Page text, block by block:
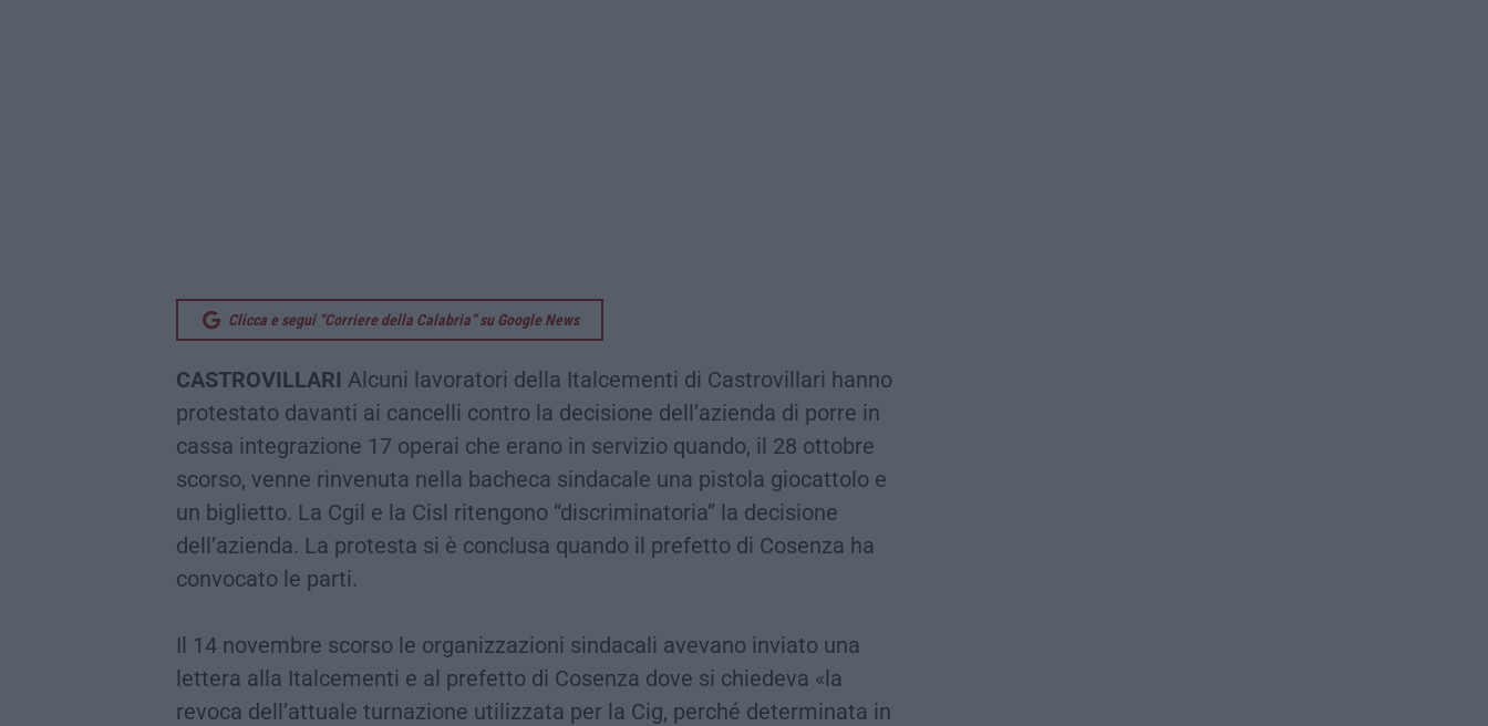
Clicca e segui “Corriere della Calabria” su Google News
CASTROVILLARI Alcuni lavoratori della Italcementi di Castrovillari hanno
protestato davanti ai cancelli contro la decisione dell’azienda di porre in
cassa integrazione 17 operai che erano in servizio quando, il 28 ottobre
scorso, venne rinvenuta nella bacheca sindacale una pistola giocattolo e
un biglietto. La Cgil e la Cisl ritengono “discriminatoria” la decisione
dell’azienda. La protesta si è conclusa quando il prefetto di Cosenza ha
convocato le parti.
Il 14 novembre scorso le organizzazioni sindacali avevano inviato una
lettera alla Italcementi e al prefetto di Cosenza dove si chiedeva «la
revoca dell’attuale turnazione utilizzata per la Cig, perché determinata in